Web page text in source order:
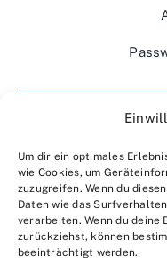
Um dir ein optimales
wie Cookies, um
zuzugreifen. Wenn du
Daten wie das
verarbeiten. Wenn du
zurückziehst, können
beeinträchtigt werden.